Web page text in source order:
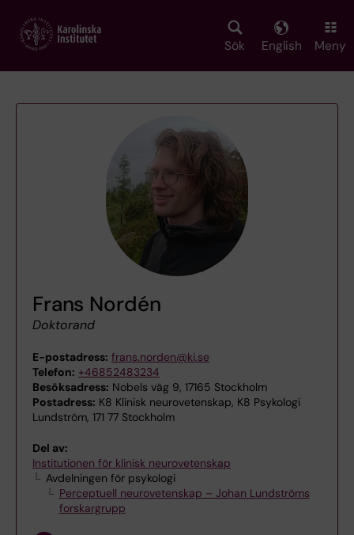
main
Sök English Meny
Frans Nordén
Doktorand
E-postadress: frans.norden@ki.se
Telefon: +46852483234
Besöksadress: Nobels väg 9, 17165 Stockholm
Postadress: K8 Klinisk neurovetenskap, K8 Psykologi
Lundström, 171 77 Stockholm
Del av:
Institutionen för klinisk neurovetenskap
Avdelningen för psykologi
Perceptuell neurovetenskap – Johan Lundströms
forskargrupp